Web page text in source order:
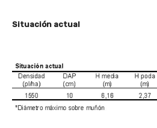
Situación actual